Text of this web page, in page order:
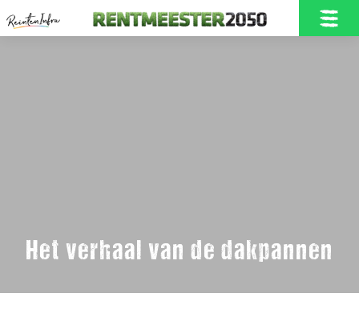
Doelstellingen
Het verhaal van de dakpannen